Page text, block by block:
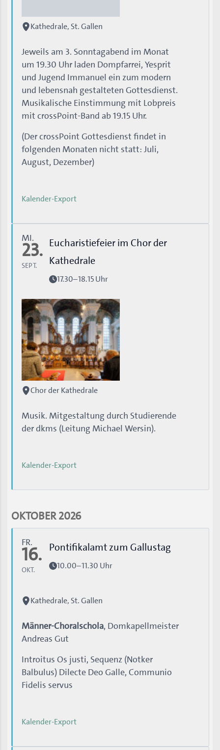
Kathedrale, St. Gallen
Jeweils am 3. Sonntagabend im Monat
um 19.30 Uhr laden Dompfarrei, Yesprit
und Jugend Immanuel ein zum modern
und lebensnah gestalteten Gottesdienst.
Musikalische Einstimmung mit Lobpreis
mit crossPoint-Band ab 19.15 Uhr.
(Der crossPoint Gottesdienst findet in
folgenden Monaten nicht statt: Juli,
August, Dezember)
Kalender-Export
MI.
23.
SEPT.
Eucharistiefeier im Chor der
Kathedrale
17.30–18.15 Uhr
Chor der Kathedrale
Musik. Mitgestaltung durch Studierende
der dkms (Leitung Michael Wersin).
Kalender-Export
OKTOBER 2026
FR.
16.
OKT.
Pontifikalamt zum Gallustag
10.00–11.30 Uhr
Kathedrale, St. Gallen
Männer-Choralschola, Domkapellmeister
Andreas Gut
Introitus Os justi, Sequenz (Notker
Balbulus) Dilecte Deo Galle, Communio
Fidelis servus
Kalender-Export